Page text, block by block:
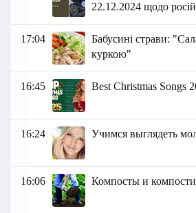
22.12.2024 щодо
17:04
Бабусині страви:
куркою"
16:45 Best Christmas Songs
16:24 Учимся выглядеть
16:06 Компосты и